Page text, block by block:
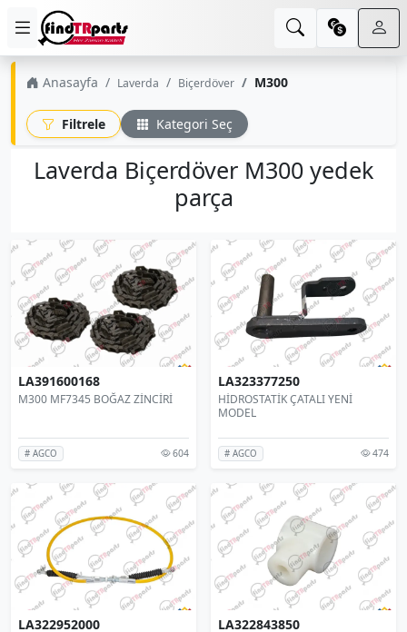
Anasayfa Laverda Biçerdöver M300
Filtrele Kategori Seç
Laverda Biçerdöver M300 yedek
parça
LA391600168
M300 MF7345 BOĞAZ ZİNCİRİ
# AGCO 604
LA323377250
HİDROSTATİK ÇATALI YENİ
MODEL
# AGCO 474
LA322952000 LA322843850